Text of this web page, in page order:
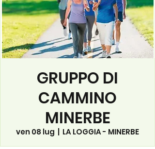
GRUPPO DI
CAMMINO
MINERBE
ven 08 lug LA LOGGIA - MINERBE